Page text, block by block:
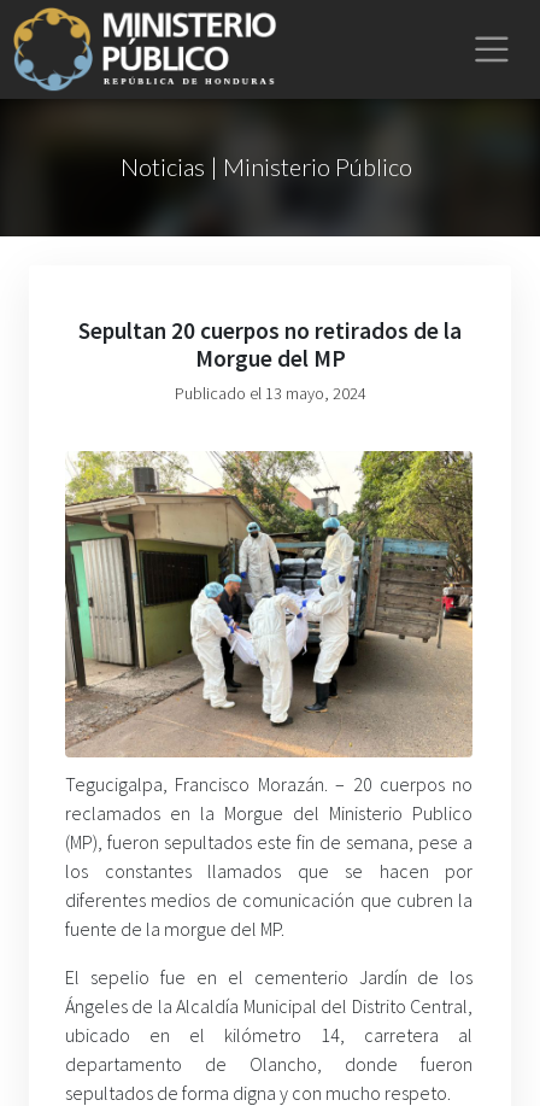
Noticias | Ministerio Público
Sepultan 20 cuerpos no retirados de la
Morgue del MP
Publicado el 13 mayo, 2024
Tegucigalpa, Francisco Morazán. – 20 cuerpos no
reclamados en la Morgue del Ministerio Publico
(MP), fueron sepultados este fin de semana, pese a
los constantes llamados que se hacen por
diferentes medios de comunicación que cubren la
fuente de la morgue del MP.
El sepelio fue en el cementerio Jardín de los
Ángeles de la Alcaldía Municipal del Distrito Central,
ubicado en el kilómetro 14, carretera al
departamento de Olancho, donde fueron
sepultados de forma digna y con mucho respeto.